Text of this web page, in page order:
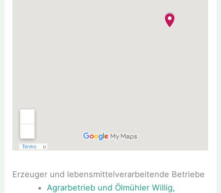
Erzeuger und lebensmittelverarbeitende Betriebe
Agrarbetrieb und Ölmühler Willig,